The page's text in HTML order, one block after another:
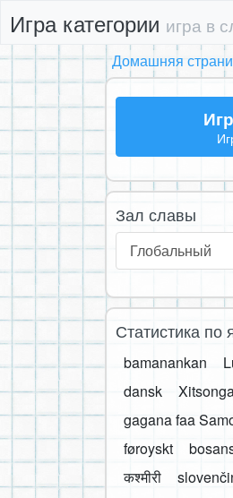
Игра категории игра в
Домашняя
Зал славы
Глобальный
Статистика по
bamanankan
dansk
gagana faa
føroyskt
कश्मीरी